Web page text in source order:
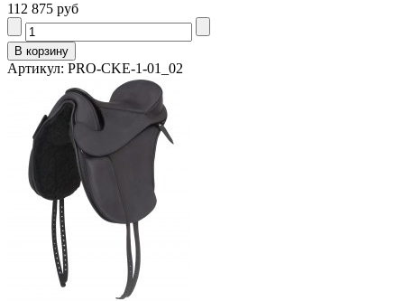
112 875 руб
Артикул: PRO-CKE-1-01_02